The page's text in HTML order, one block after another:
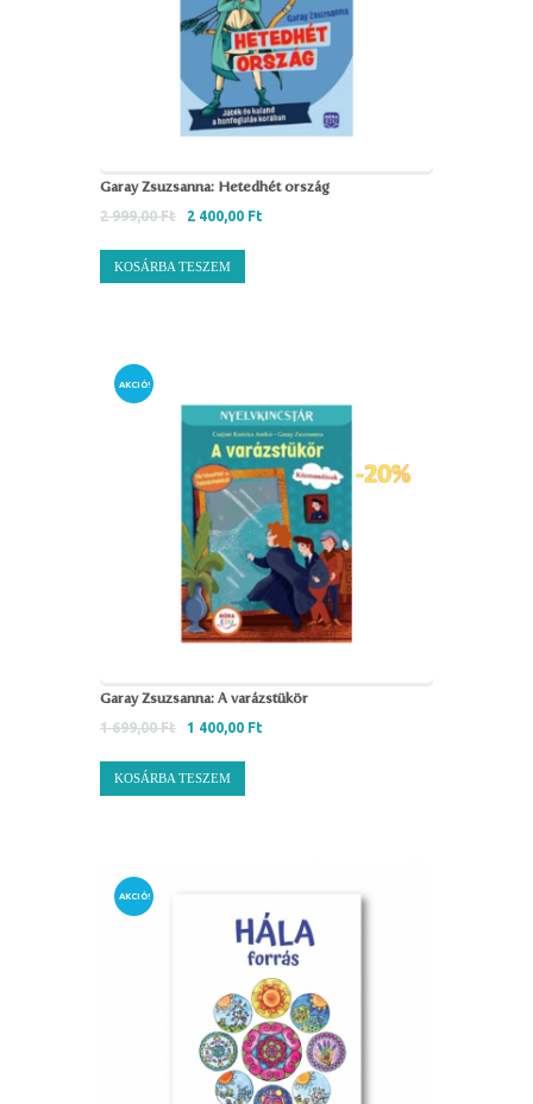
Garay Zsuzsanna: Hetedhét ország
2 999,00Ft 2 400,00 Ft
KOSÁRBA TESZEM
AKCIÓ!
Garay Zsuzsanna: A varázstükör
1 699,00Ft 1 400,00 Ft
KOSÁRBA TESZEM
AKCIÓ!